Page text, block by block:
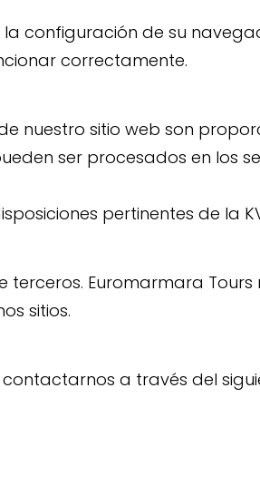
configuración de su
correctamente.
nuestro sitio web son
ser procesados en los
pertinentes de la
Euromarmara Tours
sitios.
a través del